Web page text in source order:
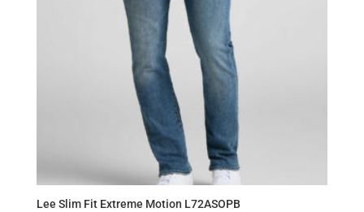
Lee Slim Fit Extreme Motion L72ASOPB